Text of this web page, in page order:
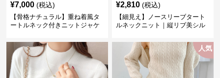
¥7,000 (税込)
【骨格ナチュラル】重ね着風タ
ートルネック付きニットジャケ
¥2,810 (税込)
【細見え】ノースリーブタート
ルネックニット｜縦リブ美シル
人気